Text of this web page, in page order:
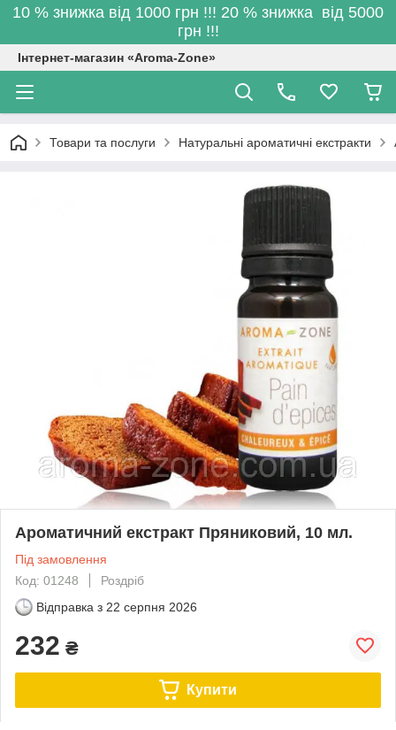
10 % знижка від 1000 грн !!! 20 % знижка від 5000
грн !!!
Інтернет-магазин «Aroma-Zone»
Товари та послуги Натуральні ароматичні екстракти
Ароматичний екстракт Пряниковий, 10 мл.
Під замовлення
Код: 01248
Роздріб
Відправка з 22 серпня 2026
232 ₴
Купити